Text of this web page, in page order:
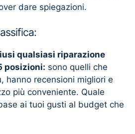
dare spiegazioni.
qualsiasi riparazione
posizioni: sono quelli che
hanno recensioni migliori e
più conveniente. Quale
ai tuoi gusti al budget che